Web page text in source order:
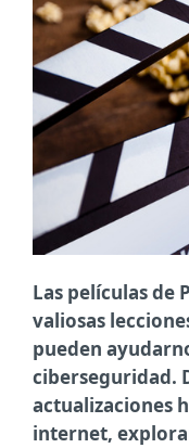
Las películas de
valiosas
pueden
ciberseguridad.
actualizaciones
internet,